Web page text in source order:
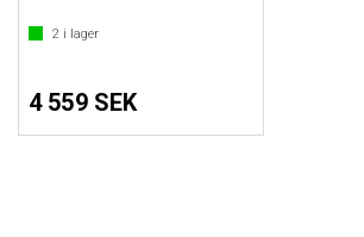
2 i lager
4 559 SEK